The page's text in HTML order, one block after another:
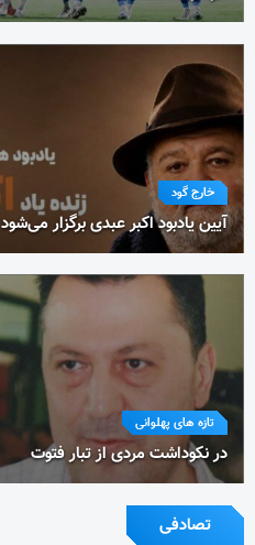
خارج گود
آیین یادبود اکبر عبدی برگزار می‌شود
تازه های پهلوانی
در نکوداشت مردی از تبار فتوت
تصادفی